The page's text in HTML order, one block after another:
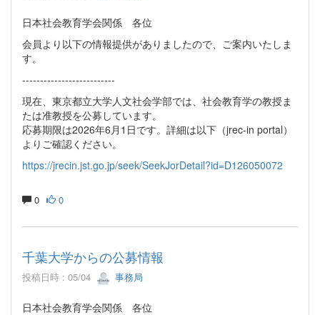
日本社会教育学会関係 各位
会員より以下の情報提供がありましたので、ご案内いたしま
す。
--------------------------
現在、東京都立大学人文社会学部では、社会教育学の教授ま
たは准教授を公募しています。
応募期限は2026年6月1日です。詳細は以下（jrec-in portal）
よりご確認ください。
https://jrecin.jst.go.jp/seek/SeekJorDetail?id=D126050072
0 0
千葉大学からの公募情報
投稿日時 : 05/04 事務局
日本社会教育学会関係 各位